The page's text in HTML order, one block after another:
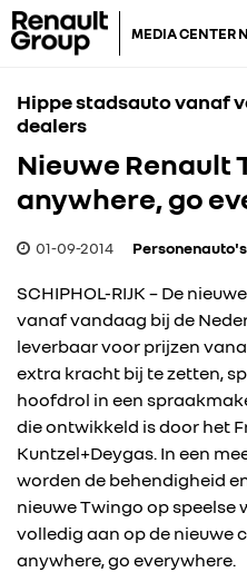
MEDIA CENTER
Hippe stadsauto vanaf
dealers
Nieuwe Renault
anywhere, go
01-09-2014 Personenauto's
SCHIPHOL-RIJK – De
vanaf vandaag bij de
leverbaar voor prijzen
extra kracht bij te zetten,
hoofdrol in een
die ontwikkeld is door het
Kuntzel+Deygas. In een
worden de behendigheid
nieuwe Twingo op speelse
volledig aan op de nieuwe
anywhere, go everywhere.